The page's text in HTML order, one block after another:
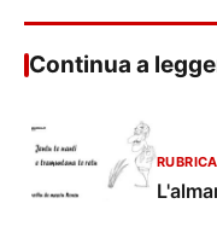
Continua a
RUBRICA